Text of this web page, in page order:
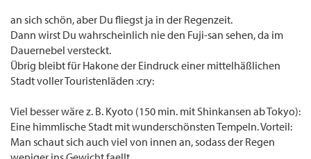
an sich schön, aber Du fliegst ja in der Regenzeit.
Dann wirst Du wahrscheinlich nie den Fuji-san sehen, da im
Dauernebel versteckt.
Übrig bleibt für Hakone der Eindruck einer mittelhäßlichen
Stadt voller Touristenläden :cry:
Viel besser wäre z. B. Kyoto (150 min. mit Shinkansen ab Tokyo):
Eine himmlische Stadt mit wunderschönsten Tempeln. Vorteil:
Man schaut sich auch viel von innen an, sodass der Regen